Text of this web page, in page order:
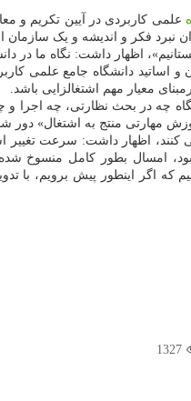
علمی کاربردی در آیین تکریم و
نبرد فکر و اندیشه و یک
اظهار داشت: نگاه ما در
اساتید دانشگاه جامع علمی
معیار مهم اشتغالزایی باشد.
چه در بحث نظارتی، چه اجرا
مهارتی منتج به اشتغال»
می کنند، اظهار داشت: سرعت
درآمد بود، امسال بطور کامل
که اگر اینطور پیش برویم، با
1327